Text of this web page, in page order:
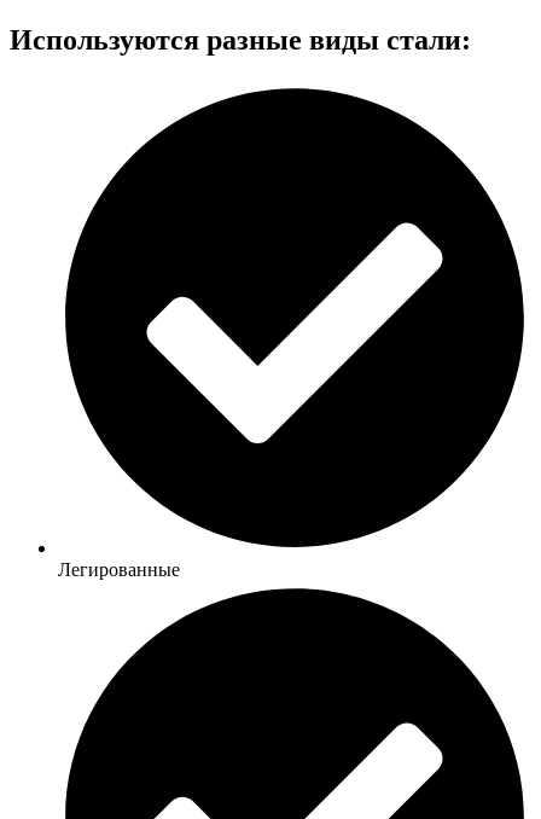
Используются разные виды стали:
Легированные